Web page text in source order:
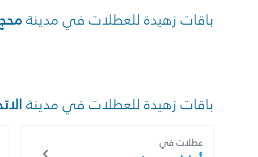
باقات زهيدة للعطلات في مدينة
باقات زهيدة للعطلات في مدينة
عطلات في